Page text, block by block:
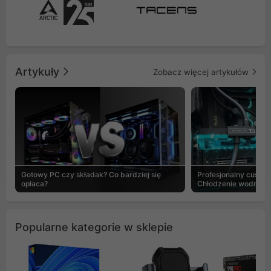
Artykuły Zobacz więcej artykułów
Gotowy PC czy składak? Co bardziej się
opłaca?
Profesjonalny
Chłodzenie wodne
Popularne kategorie w sklepie